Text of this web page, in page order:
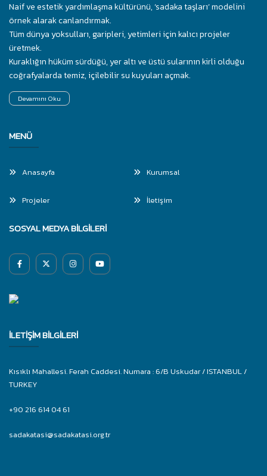
Naif ve estetik yardımlaşma kültürünü, ‘sadaka taşları’ modelini
örnek alarak canlandırmak.
Tüm dünya yoksulları, garipleri, yetimleri için kalıcı projeler
üretmek.
Kuraklığın hüküm sürdüğü, yer altı ve üstü sularının kirli olduğu
coğrafyalarda temiz, içilebilir su kuyuları açmak.
Devamını Oku
MENÜ
Anasayfa Kurumsal
Projeler İletişim
SOSYAL MEDYA BILGILERI
İLETIŞIM BILGILERI
Kısıklı Mahallesi. Ferah Caddesi. Numara : 6/B Uskudar / ISTANBUL /
TURKEY
+90 216 614 04 61
sadakatasi@sadakatasi.org.tr